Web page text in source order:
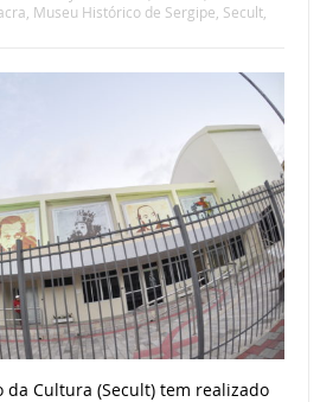
Museu Histórico de Sergipe Secult,
da Cultura (Secult) tem realizado